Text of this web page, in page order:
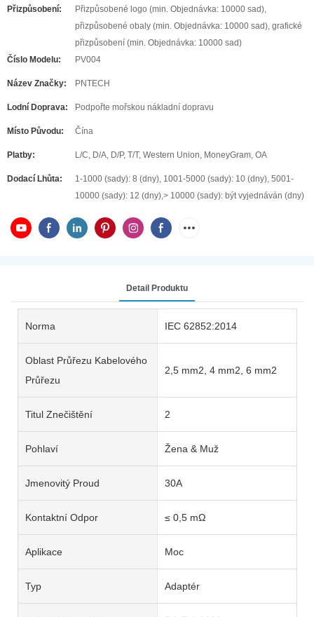
Přizpůsobení:
Přizpůsobené logo (min. Objednávka: 10000 sad),
přizpůsobené obaly (min. Objednávka: 10000 sad), grafické
přizpůsobení (min. Objednávka: 10000 sad)
Číslo Modelu:
PV004
Název Značky: PNTECH
Lodní Doprava: Podpořte mořskou nákladní dopravu
Místo Původu: Čína
Platby: L/C, D/A, D/P, T/T, Western Union, MoneyGram, OA
Dodací Lhůta:
1-1000 (sady): 8 (dny), 1001-5000 (sady): 10 (dny), 5001-
10000 (sady): 12 (dny),> 10000 (sady): být vyjednáván (dny)
Detail Produktu
Norma IEC 62852:2014
Oblast Průřezu Kabelového
Průřezu
2,5 mm2, 4 mm2, 6 mm2
Titul Znečištění 2
Pohlaví Žena & Muž
Jmenovitý Proud 30A
Kontaktní Odpor ≤ 0,5 mΩ
Aplikace Moc
Typ Adaptér